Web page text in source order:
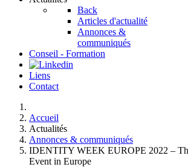
Back
Articles d'actualité
Annonces &
communiqués
Conseil - Formation
Liens
Contact
Accueil
Actualités
Annonces & communiqués
IDENTITY WEEK EUROPE 2022 –
Event in Europe